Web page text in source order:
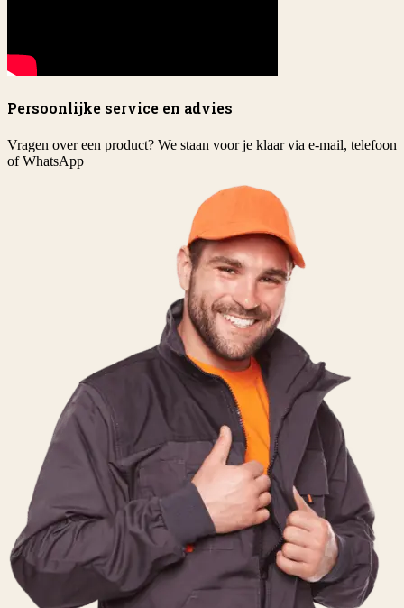
Persoonlijke service en advies
Vragen over een product? We staan voor je klaar via e-mail, telefoon
of WhatsApp